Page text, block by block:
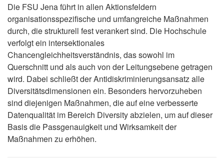
Die FSU Jena führt in allen Aktionsfeldern
organisationsspezifische und umfangreiche Maßnahmen
durch, die strukturell fest verankert sind. Die Hochschule
verfolgt ein intersektionales
Chancengleichheitsverständnis, das sowohl im
Querschnitt und als auch von der Leitungsebene getragen
wird. Dabei schließt der Antidiskriminierungsansatz alle
Diversitätsdimensionen ein. Besonders hervorzuheben
sind diejenigen Maßnahmen, die auf eine verbesserte
Datenqualität im Bereich Diversity abzielen, um auf dieser
Basis die Passgenauigkeit und Wirksamkeit der
Maßnahmen zu erhöhen.